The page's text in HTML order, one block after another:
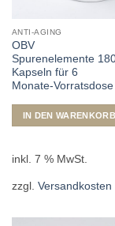
ANTI-AGING
OBV
Spurenelemente
Kapseln für 6
Monate-Vorratsdose
IN DEN WARENKORB
inkl. 7 % MwSt.
zzgl. Versandkosten